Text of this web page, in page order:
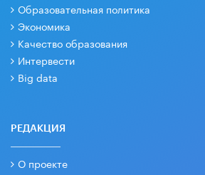
Образовательная политика
Экономика
Качество образования
Интервести
Big data
РЕДАКЦИЯ
О проекте